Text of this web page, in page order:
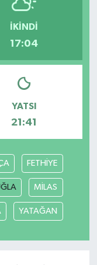
İKINDI
17:04
YATSI
21:41
FETHİYE
MİLAS
YATAĞAN